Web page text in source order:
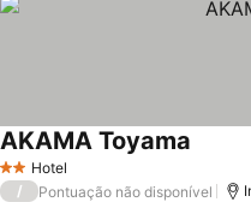
2 Estrelas
Hotel
AKAMA Toyama
/ Pontuação não disponível